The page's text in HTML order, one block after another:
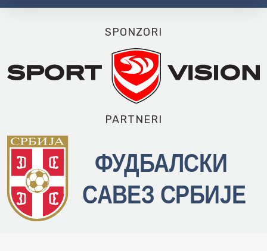
SPONZORI
PARTNERI